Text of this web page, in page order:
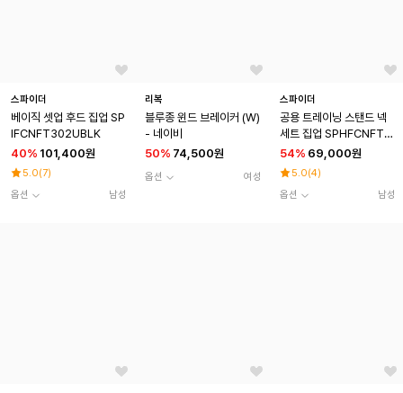
스파이더
베이직 셋업 후드 집업 SP
IFCNFT302UBLK
40% 101,400원
5.0(7)
옵션
남성
리복
블루종 윈드 브레이커 (W)
- 네이비
50% 74,500원
옵션 여성
스파이더
공용 트레이닝 스탠드 넥
세트 집업 SPHFCNFT2
02UBLK
54% 69,000원
5.0(4)
옵션
남성